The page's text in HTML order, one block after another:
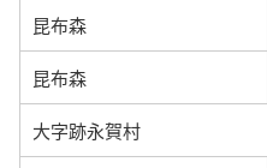
昆布森
昆布森
大字跡永賀村